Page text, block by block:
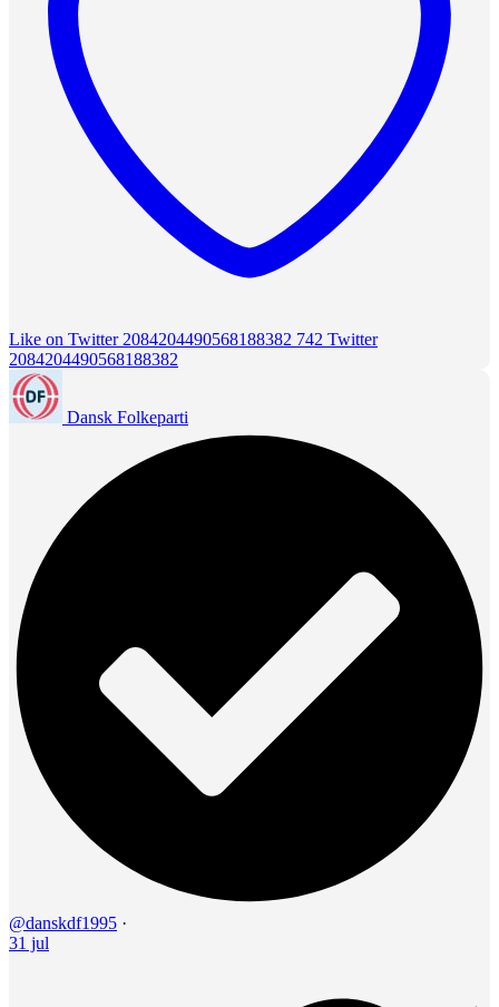
Like on Twitter 2084204490568188382 742 Twitter
2084204490568188382
Dansk Folkeparti
@danskdf1995 ·
31 jul